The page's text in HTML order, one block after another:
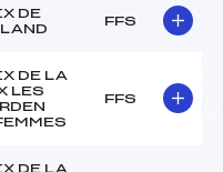
DE
FFS
DE LA
LES
FFS
DE LA